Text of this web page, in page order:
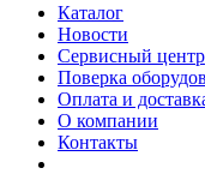
Каталог
Новости
Сервисный центр
Поверка
Оплата и
О компании
Контакты